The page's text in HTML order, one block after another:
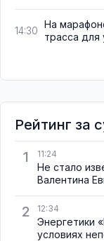
14:30
На
трасса для
Рейтинг за
1
11:24
Не стало
Валентина
2 12:34
Энергетики
условиях